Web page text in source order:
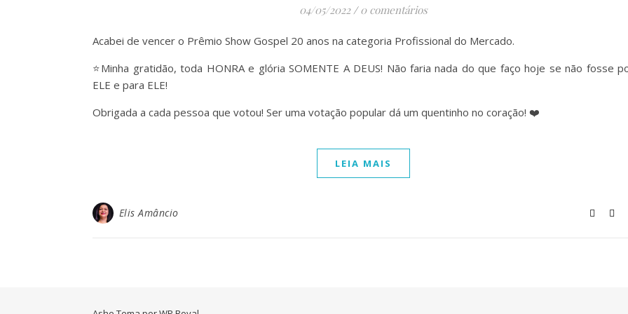
04/05/2022 / 0 comentários
Acabei de vencer o Prêmio Show Gospel 20 anos na categoria Profissional do Mercado.
⭐️Minha gratidão, toda HONRA e glória SOMENTE A DEUS! Não faria nada do que faço hoje se não fosse
ELE e para ELE!
Obrigada a cada pessoa que votou! Ser uma votação popular dá um quentinho no coração! ❤️
LEIA MAIS
Elis Amâncio